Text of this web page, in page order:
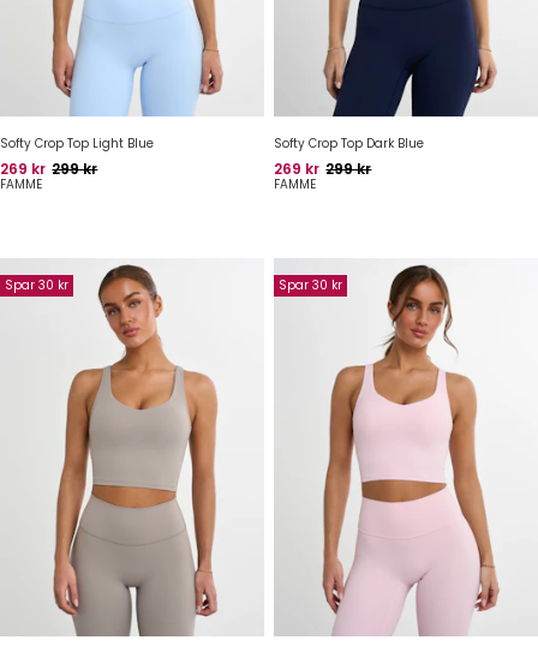
Softy Crop Top Light Blue
Pris
269 kr Oprindelig pris
299 kr
FAMME
Softy Crop Top Dark Blue
Pris
269 kr Oprindelig pris
299 kr
FAMME
Spar 30 kr Spar 30 kr